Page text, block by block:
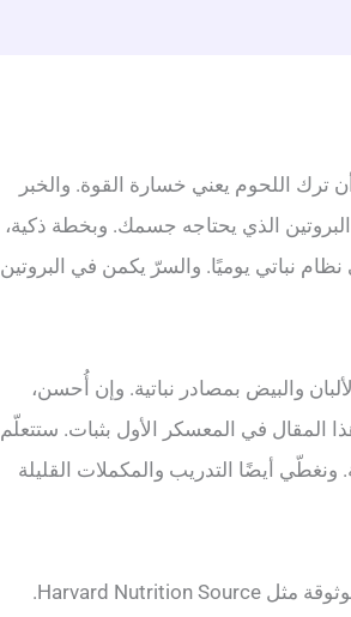
ترك اللحوم يعني خسارة القوة. والخبر
الذي يحتاجه جسمك. وبخطة ذكية،
نباتي يوميًا. والسرّ يكمن في البروتين
والبيض بمصادر نباتية. وإن أُحسن،
المقال في المعسكر الأول بثبات. ستتعلّم
أيضًا التدريب والمكملات القليلة
تستند إرشاداتنا إلى علم تغذية محترم لا مبالغات. ونستشهد بجهات موثوقة مثل Harvard Nutrition Source.